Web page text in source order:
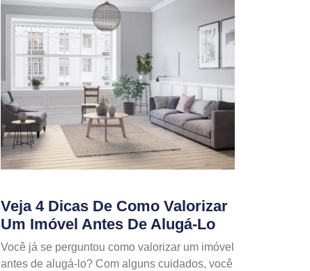
Veja 4 Dicas De Como Valorizar
Um Imóvel Antes De Alugá-Lo
Você já se perguntou como valorizar um imóvel
antes de alugá-lo? Com alguns cuidados, você